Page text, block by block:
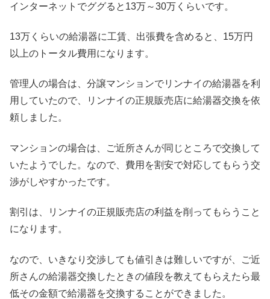
インターネットでググると13万～30万くらいです。
13万くらいの給湯器に工賃、出張費を含めると、15万円
以上のトータル費用になります。
管理人の場合は、分譲マンションでリンナイの給湯器を利
用していたので、リンナイの正規販売店に給湯器交換を依
頼しました。
マンションの場合は、ご近所さんが同じところで交換して
いたようでした。なので、費用を割安で対応してもらう交
渉がしやすかったです。
割引は、リンナイの正規販売店の利益を削ってもらうこと
になります。
なので、いきなり交渉しても値引きは難しいですが、ご近
所さんの給湯器交換したときの値段を教えてもらえたら最
低その金額で給湯器を交換することができました。